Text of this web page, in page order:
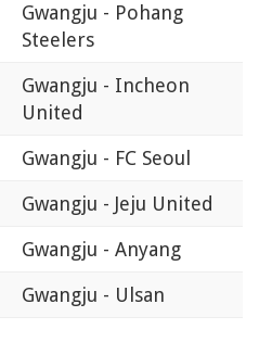
Gwangju - Pohang
Steelers
Gwangju - Incheon
United
Gwangju - FC Seoul
Gwangju - Jeju United
Gwangju - Anyang
Gwangju - Ulsan